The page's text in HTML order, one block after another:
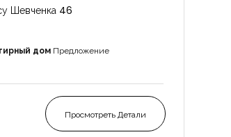
Шевченка 46
дом Предложение
Просмотреть Детали